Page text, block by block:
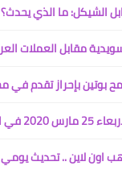
الشيكل: ما الذي
مقابل العملات
بوتين بإحراز تقدم في
و العالمية !!
اون ﻻين .. تحديث يومي